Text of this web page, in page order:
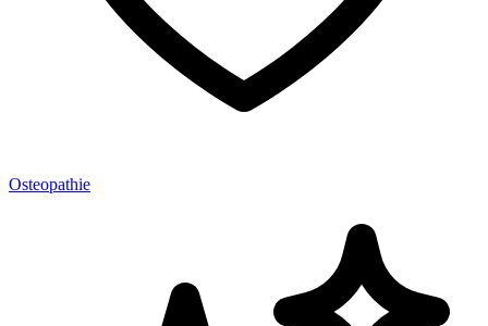
Osteopathie